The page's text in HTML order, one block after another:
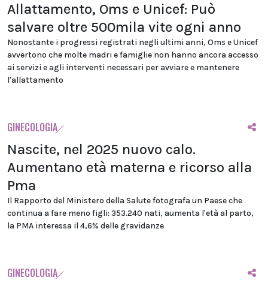
Allattamento, Oms e Unicef: Può
salvare oltre 500mila vite ogni anno
Nonostante i progressi registrati negli ultimi anni, Oms e Unicef
avvertono che molte madri e famiglie non hanno ancora accesso
ai servizi e agli interventi necessari per avviare e mantenere
l'allattamento
GINECOLOGIA
Nascite, nel 2025 nuovo calo.
Aumentano età materna e ricorso alla
Pma
Il Rapporto del Ministero della Salute fotografa un Paese che
continua a fare meno figli: 353.240 nati, aumenta l'età al parto,
la PMA interessa il 4,6% delle gravidanze
GINECOLOGIA